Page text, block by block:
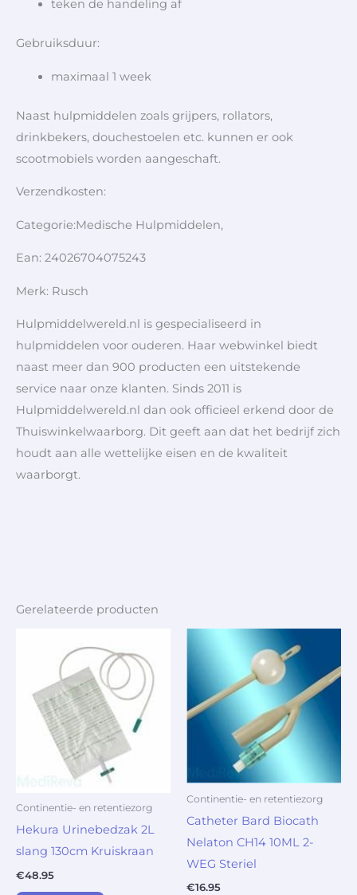
teken de handeling af
Gebruiksduur:
maximaal 1 week
Naast hulpmiddelen zoals grijpers, rollators,
drinkbekers, douchestoelen etc. kunnen er ook
scootmobiels worden aangeschaft.
Verzendkosten:
Categorie:Medische Hulpmiddelen,
Ean: 24026704075243
Merk: Rusch
Hulpmiddelwereld.nl is gespecialiseerd in
hulpmiddelen voor ouderen. Haar webwinkel biedt
naast meer dan 900 producten een uitstekende
service naar onze klanten. Sinds 2011 is
Hulpmiddelwereld.nl dan ook officieel erkend door de
Thuiswinkelwaarborg. Dit geeft aan dat het bedrijf zich
houdt aan alle wettelijke eisen en de kwaliteit
waarborgt.
Gerelateerde producten
Continentie- en retentiezorg
Hekura Urinebedzak 2L
slang 130cm Kruiskraan
€48.95
Continentie- en retentiezorg
Catheter Bard Biocath
Nelaton CH14 10ML 2-
WEG Steriel
€16.95